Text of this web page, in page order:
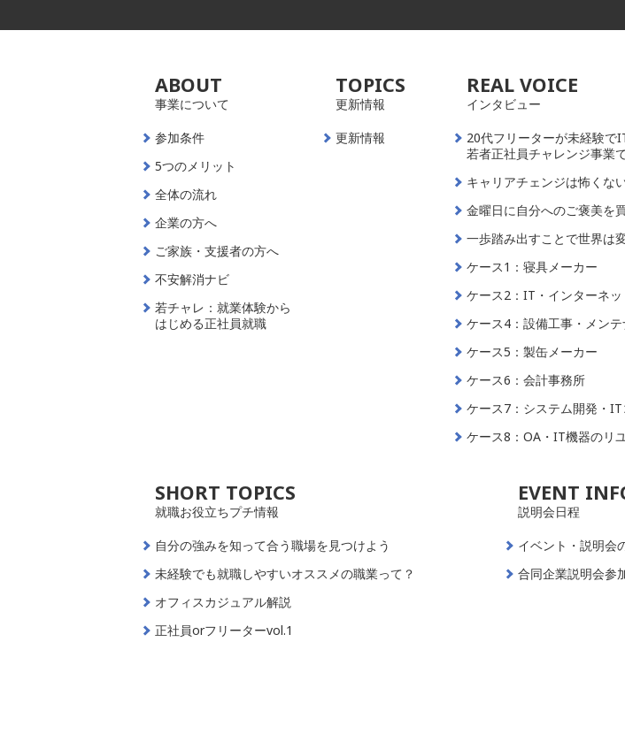
ABOUT
事業について
参加条件
5つのメリット
全体の流れ
企業の方へ
ご家族・支援者の方へ
不安解消ナビ
若チャレ：就業体験から
はじめる正社員就職
TOPICS
更新情報
更新情報
REAL VOICE
インタビュー
20代フリーターが未経験で
若者正社員チャレンジ事業
キャリアチェンジは怖くな
金曜日に自分へのご褒美を
一歩踏み出すことで世界は
ケース1：寝具メーカー
ケース2：IT・インターネ
ケース4：設備工事・メン
ケース5：製缶メーカー
ケース6：会計事務所
ケース7：システム開発・
ケース8：OA・IT機器のリ
SHORT TOPICS
就職お役立ちプチ情報
自分の強みを知って合う職場を見つけよう
未経験でも就職しやすいオススメの職業って？
オフィスカジュアル解説
正社員orフリーターvol.1
EVENT
説明会日程
イベント・説明会
合同企業説明会参